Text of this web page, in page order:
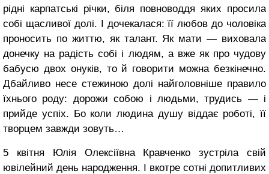
рідні карпатські річки, біля повноводдя яких просила
собі щасливої долі. І дочекалася: її любов до чоловіка
проносить по життю, як талант. Як мати — виховала
донечку на радість собі і людям, а вже як про чудову
бабусю двох онуків, то й говорити можна безкінечно.
Дбайливо несе стежиною долі найголовніше правило
їхнього роду: дорожи собою і людьми, трудись — і
прийде успіх. Бо коли людина душу віддає роботі, її
творцем завжди зовуть…
5 квітня Юлія Олексіївна Кравченко зустріла свій
ювілейний день народження. І вкотре сотні допитливих